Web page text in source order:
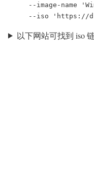
--image-name
--iso 'https://
以下网站可找到 iso